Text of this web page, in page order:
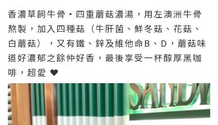
香濃草飼牛骨·四重蘑菇濃湯，用左澳洲牛骨
熬製，加入四種菇（牛肝菌、鮮冬菇、花菇、
白蘑菇），又有鐵、鋅及維他命B、D，蘑菇味
道好濃郁之餘仲好香，最後享受一杯醇厚黑咖
啡，超愛 ❤️